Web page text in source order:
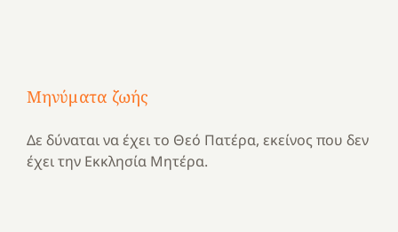
Μηνύματα ζωής
Δε δύναται να έχει το Θεό Πατέρα, εκείνος που δεν
έχει την Εκκλησία Μητέρα.